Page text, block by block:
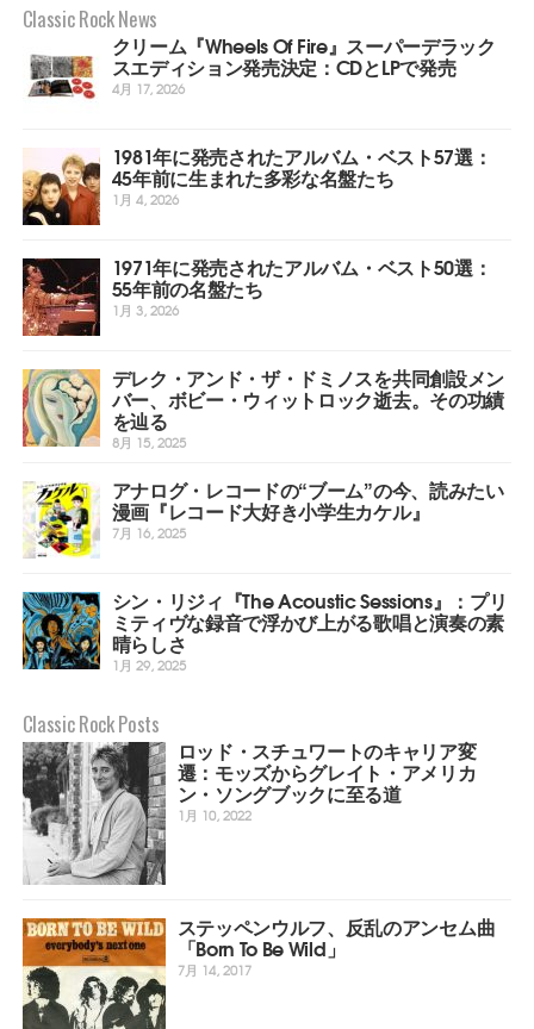
Classic Rock News
クリーム『Wheels Of Fire』スーパーデラック
スエディション発売決定：CDとLPで発売
4月 17, 2026
1981年に発売されたアルバム・ベスト57選：
45年前に生まれた多彩な名盤たち
1月 4, 2026
1971年に発売されたアルバム・ベスト50選：
55年前の名盤たち
1月 3, 2026
デレク・アンド・ザ・ドミノスを共同創設メン
バー、ボビー・ウィットロック逝去。その功績
を辿る
8月 15, 2025
アナログ・レコードの“ブーム”の今、読みたい
漫画『レコード大好き小学生カケル』
7月 16, 2025
シン・リジィ『The Acoustic Sessions』：プリ
ミティヴな録音で浮かび上がる歌唱と演奏の素
晴らしさ
1月 29, 2025
Classic Rock Posts
ロッド・スチュワートのキャリア変
遷：モッズからグレイト・アメリカ
ン・ソングブックに至る道
1月 10, 2022
ステッペンウルフ、反乱のアンセム曲
「Born To Be Wild」
7月 14, 2017